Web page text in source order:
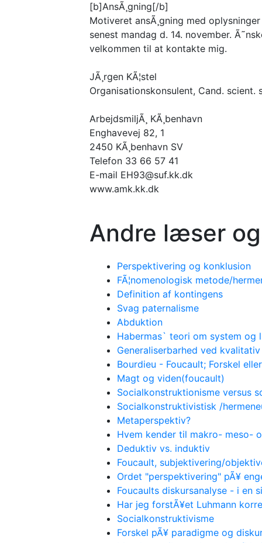
[b]AnsÃ¸gning[/b]
Motiveret ansÃ¸gning med
senest mandag d. 14. november.
velkommen til at kontakte mig.
JÃ¸rgen KÃ¦stel
Organisationskonsulent, Cand. scient.
ArbejdsmiljÃ¸ KÃ¸benhavn
Enghavevej 82, 1
2450 KÃ¸benhavn SV
Telefon 33 66 57 41
E-mail EH93@suf.kk.dk
www.amk.kk.dk
Andre læser
Perspektivering og konklusion
FÃ¦nomenologisk metode/
Definition af kontingens
Svag paternalisme
Abduktion
Habermas` teori om system og
Generaliserbarhed ved
Bourdieu - Foucault; Forskel
Magt og viden(foucault)
Socialkonstruktionisme versus
Socialkonstruktivistisk /
Metaperspektiv?
Hvem kender til makro- meso-
Deduktiv vs. induktiv
Foucault, subjektivering/
Ordet "perspektivering" pÃ¥
Foucaults diskursanalyse - i en
Har jeg forstÃ¥et Luhmann
Socialkonstruktivisme
Forskel pÃ¥ paradigme og